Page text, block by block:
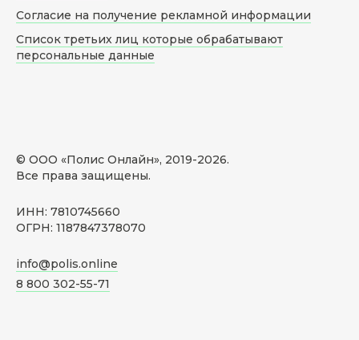
© ООО «Полис Онлайн», 2019-2026.
Все права защищены.
ИНН: 7810745660
ОГРН: 1187847378070
info@polis.online
8 800 302-55-71
Согласие на получение рекламной информации
Список третьих лиц которые обрабатывают
персональные данные